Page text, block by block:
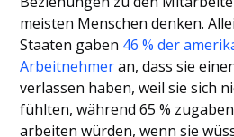
meisten Menschen denken.
Staaten gaben 46 % der
Arbeitnehmeran, dass sie
verlassen haben, weil sie sich
fühlten, während 65 %
arbeiten würden, wenn sie